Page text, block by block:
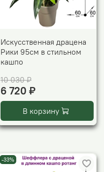
Искусственная драцена
Рики 95см в стильном
кашпо
10 030 ₽
6 720 ₽
В корзину
-33%